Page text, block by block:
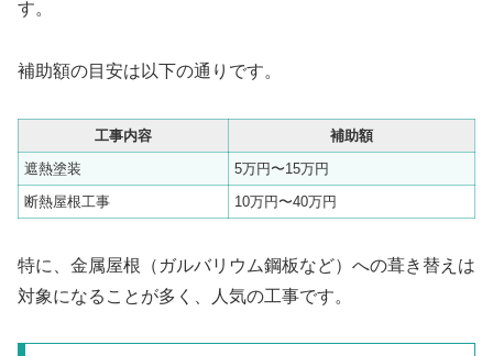
す。
補助額の目安は以下の通りです。
工事内容
補助額
遮熱塗装
5万円〜15万円
断熱屋根工事
10万円〜40万円
特に、金属屋根（ガルバリウム鋼板など）への葺き替えは
対象になることが多く、人気の工事です。